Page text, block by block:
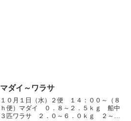
マダイ～ワラサ
１０月１日（水）２便 １４：００～（８
ｈ便）マダイ ０．８～２．５ｋｇ 船中
３匹ワラサ ２．０～６．０ｋｇ ２～１